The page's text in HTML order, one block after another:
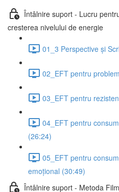
Întâlnire suport - Lucru
cresterea nivelului de energie
01_3 Perspective și
02_EFT pentru
03_EFT pentru
04_EFT pentru
(26:24)
05_EFT pentru
emoțional (30:49)
Întâlnire suport - Metoda